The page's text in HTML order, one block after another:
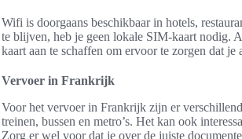
Wifi is doorgaans beschikbaar in hotels,
te blijven, heb je geen lokale SIM-kaart nodig.
kaart aan te schaffen om ervoor te zorgen dat
Vervoer in Frankrijk
Voor het vervoer in Frankrijk zijn er
treinen, bussen en metro’s. Het kan ook
Zorg er wel voor dat je over de juiste